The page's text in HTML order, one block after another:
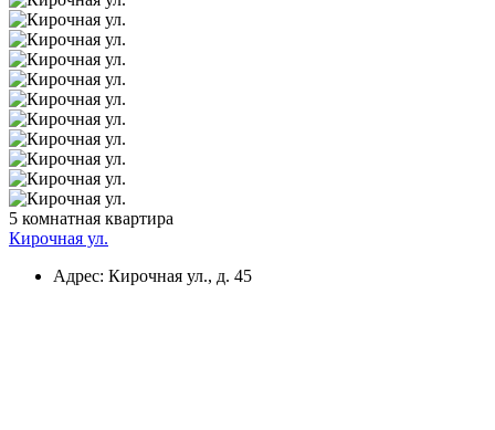
5 комнатная квартира
Кирочная ул.
Адрес: Кирочная ул., д. 45